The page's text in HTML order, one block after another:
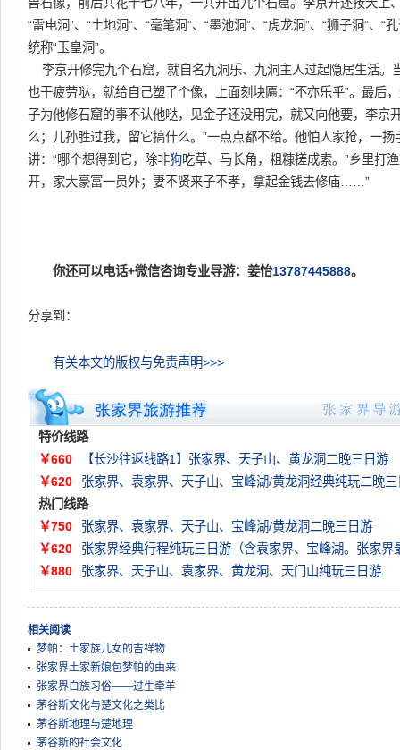
“雷电洞”、“土地洞”、“毫笔洞”、“墨池洞”、“虎龙洞”、“狮子洞”、“
统称“玉皇洞”。
李京开修完九个石窟，就自名九洞乐、九洞主人过起隐居生活。
也干疲劳哒，就给自己塑了个像，上面刻块匾：“不亦乐乎”。最后
子为他修石窟的事不认他哒，见金子还没用完，就又向他要，李京
么；儿孙胜过我，留它搞什么。”一点点都不给。他怕人家抢，一
讲：“哪个想得到它，除非狗吃草、马长角，粗糠搓成索。”乡里打
开，家大豪富一员外；妻不贤来子不孝，拿起金钱去修庙……”
你还可以电话+微信咨询专业导游：姜怡13787445888。
分享到：
有关本文的版权与免责声明>>>
特价线路
￥660
【长沙往返线路1】张家界、天子山、黄龙洞二晚三日游
￥620
张家界、袁家界、天子山、宝峰湖/黄龙洞经典纯玩二晚三
热门线路
￥750
张家界、袁家界、天子山、宝峰湖/黄龙洞二晚三日游
￥620
张家界经典行程纯玩三日游（含袁家界、宝峰湖。张家界
￥880
张家界、天子山、袁家界、黄龙洞、天门山纯玩三日游
相关阅读
梦帕：土家族儿女的吉祥物
张家界土家新娘包梦帕的由来
张家界白族习俗——过生牵羊
茅谷斯文化与楚文化之类比
茅谷斯地理与楚地理
茅谷斯的社会文化